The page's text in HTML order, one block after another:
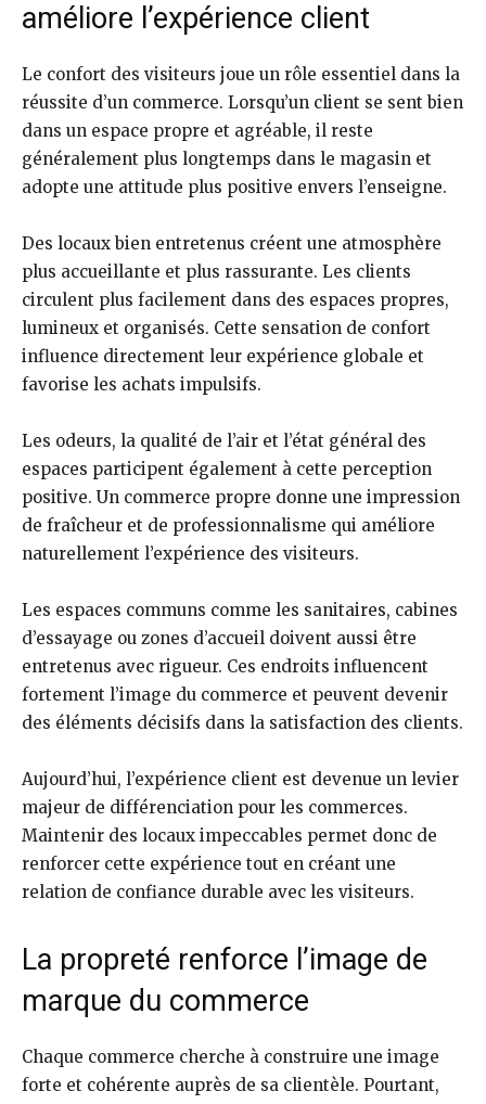
améliore l’expérience client
Le confort des visiteurs joue un rôle essentiel dans la
réussite d’un commerce. Lorsqu’un client se sent bien
dans un espace propre et agréable, il reste
généralement plus longtemps dans le magasin et
adopte une attitude plus positive envers l’enseigne.
Des locaux bien entretenus créent une atmosphère
plus accueillante et plus rassurante. Les clients
circulent plus facilement dans des espaces propres,
lumineux et organisés. Cette sensation de confort
influence directement leur expérience globale et
favorise les achats impulsifs.
Les odeurs, la qualité de l’air et l’état général des
espaces participent également à cette perception
positive. Un commerce propre donne une impression
de fraîcheur et de professionnalisme qui améliore
naturellement l’expérience des visiteurs.
Les espaces communs comme les sanitaires, cabines
d’essayage ou zones d’accueil doivent aussi être
entretenus avec rigueur. Ces endroits influencent
fortement l’image du commerce et peuvent devenir
des éléments décisifs dans la satisfaction des clients.
Aujourd’hui, l’expérience client est devenue un levier
majeur de différenciation pour les commerces.
Maintenir des locaux impeccables permet donc de
renforcer cette expérience tout en créant une
relation de confiance durable avec les visiteurs.
La propreté renforce l’image de
marque du commerce
Chaque commerce cherche à construire une image
forte et cohérente auprès de sa clientèle. Pourtant,